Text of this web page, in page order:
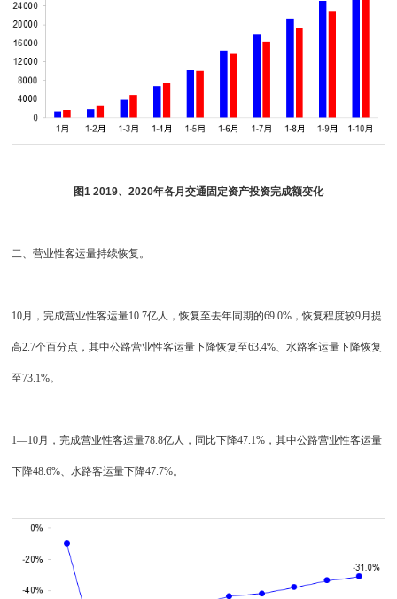
图1 2019、2020年各月交通固定资产投资完成额变化
二、营业性客运量持续恢复。
10月，完成营业性客运量10.7亿人，恢复至去年同期的69.0%，恢复程度较9月提
高2.7个百分点，其中公路营业性客运量下降恢复至63.4%、水路客运量下降恢复
至73.1%。
1—10月，完成营业性客运量78.8亿人，同比下降47.1%，其中公路营业性客运量
下降48.6%、水路客运量下降47.7%。